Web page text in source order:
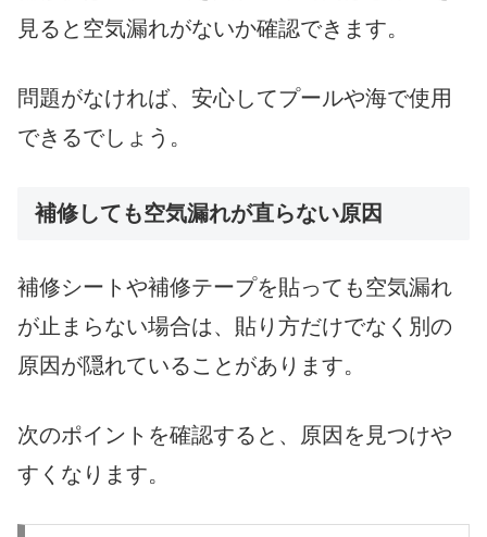
見ると空気漏れがないか確認できます。
問題がなければ、安心してプールや海で使用
できるでしょう。
補修しても空気漏れが直らない原因
補修シートや補修テープを貼っても空気漏れ
が止まらない場合は、貼り方だけでなく別の
原因が隠れていることがあります。
次のポイントを確認すると、原因を見つけや
すくなります。